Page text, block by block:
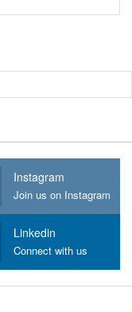
Instagram
Join us on Instagram
Linkedin
Connect with us